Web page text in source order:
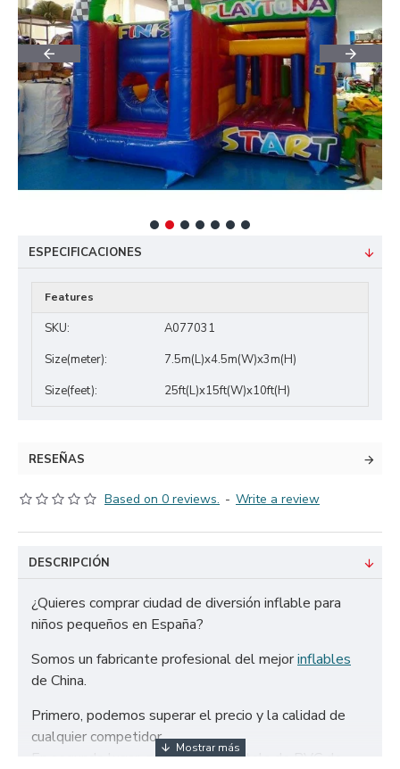
ESPECIFICACIONES
Features
SKU:
A077031
Size(meter):
7.5m(L)x4.5m(W)x3m(H)
Size(feet):
25ft(L)x15ft(W)x10ft(H)
RESEÑAS
Based on 0 reviews. - Write a review
DESCRIPCIÓN
¿Quieres comprar ciudad de diversión inflable para
niños pequeños en España?
Somos un fabricante profesional del mejorinflables
de China.
Primero, podemos superar el precio y la calidad de
cualquier competidor.
En segundo lugar, solo utilizamos tela de PVC de